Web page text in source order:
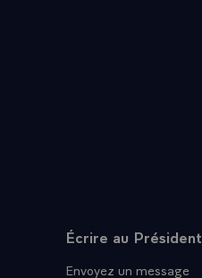
Écrire au Président
Envoyez un message